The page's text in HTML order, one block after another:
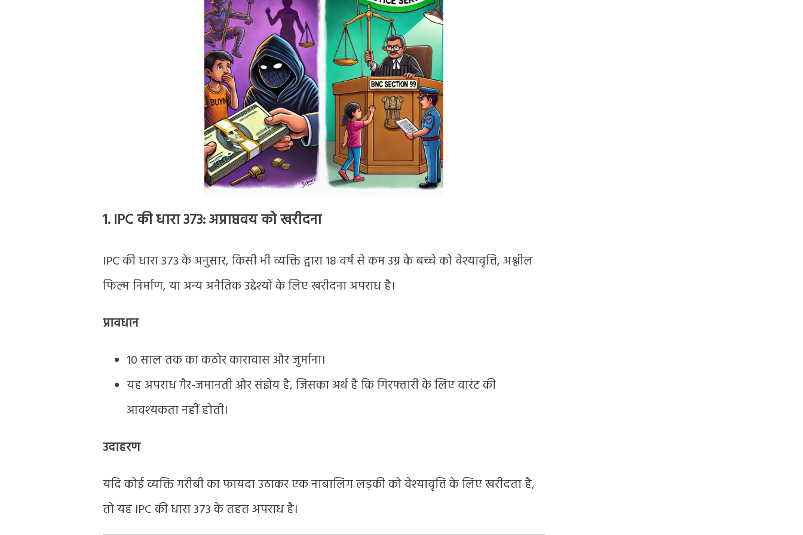
1.IPC की धारा 373: अप्राप्तवय को खरीदना
IPC की धारा 373 के अनुसार, किसी भी व्यक्ति द्वारा 18 वर्ष से कम उम्र के बच्चे को वेश्यावृत्ति, अश्लील
फिल्म निर्माण, या अन्य अनैतिक उद्देश्यों के लिए खरीदना अपराध है।
प्रावधान
10 साल तक का कठोर कारावास और जुर्माना।
यह अपराध गैर-जमानती और संज्ञेय है, जिसका अर्थ है कि गिरफ्तारी के लिए वारंट की
आवश्यकता नहीं होती।
उदाहरण
यदि कोई व्यक्ति गरीबी का फायदा उठाकर एक नाबालिग लड़की को वेश्यावृत्ति के लिए खरीदता है,
तो यह IPC की धारा 373 के तहत अपराध है।